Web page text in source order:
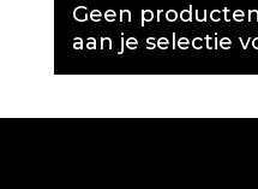
Geen
aan je selectie